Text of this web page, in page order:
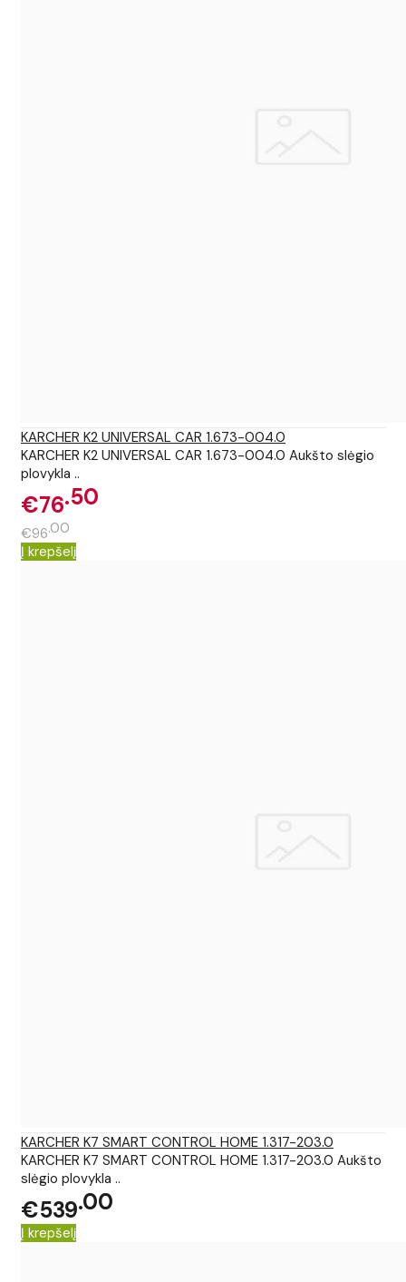
KARCHER K2 UNIVERSAL CAR 1.673-004.0
KARCHER K2 UNIVERSAL CAR 1.673-004.0 Aukšto slėgio
plovykla ..
€76 50
€96 00
Į krepšelį
KARCHER K7 SMART CONTROL HOME 1.317-203.0
KARCHER K7 SMART CONTROL HOME 1.317-203.0 Aukšto
slėgio plovykla ..
€539 00
Į krepšelį